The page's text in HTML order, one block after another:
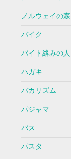
ノルウェイの森
バイク
バイト絡みの人
ハガキ
バカリズム
パジャマ
バス
パスタ